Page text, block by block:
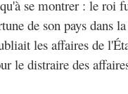
se montrer : le roi
de son pays dans
les affaires de
le distraire des